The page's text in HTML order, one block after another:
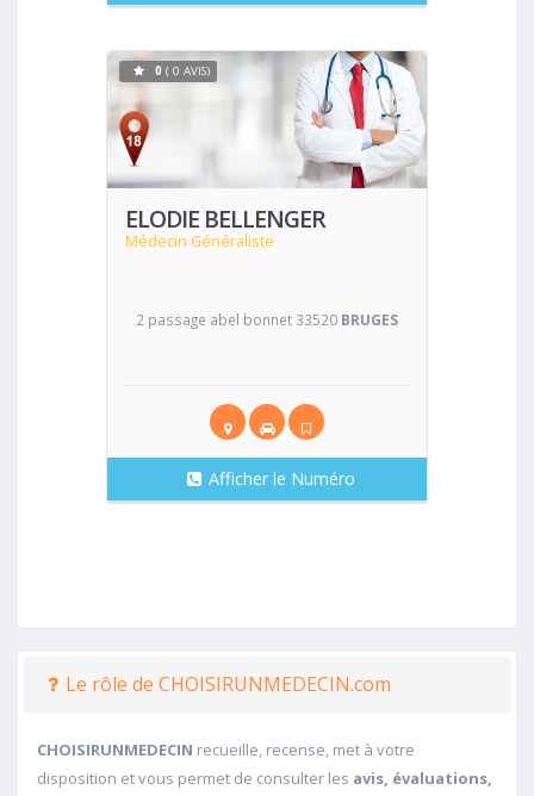
ELODIE BELLENGER
Médecin Généraliste
Voir
0 ( 0 AVIS)
2 passage abel bonnet 33520 BRUGES
Afficher le Numéro
Le rôle de CHOISIRUNMEDECIN.com
CHOISIRUNMEDECIN recueille, recense, met à votre
disposition et vous permet de consulter les avis, évaluations,